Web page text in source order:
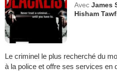
Avec James
Hisham
Le criminel le plus recherché du
à la police et offre ses services en